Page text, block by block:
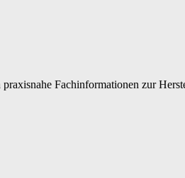
Fachinformationen zur